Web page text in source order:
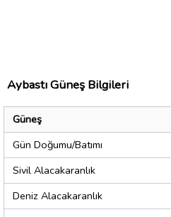
Aybastı Güneş Bilgileri
Güneş
Gün Doğumu/Batımı
Sivil Alacakaranlık
Deniz Alacakaranlık